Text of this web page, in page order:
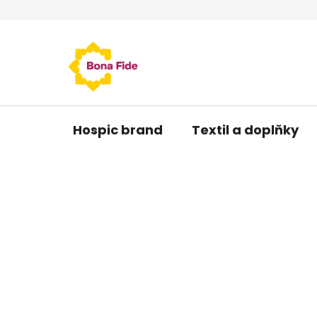
Hospic brand Textil a doplňky